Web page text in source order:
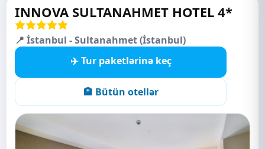
INNOVA SULTANAHMET HOTEL 4*
📍 İstanbul - Sultanahmet (İstanbul)
✈️ Tur paketlərinə keç
🏨 Bütün otellər